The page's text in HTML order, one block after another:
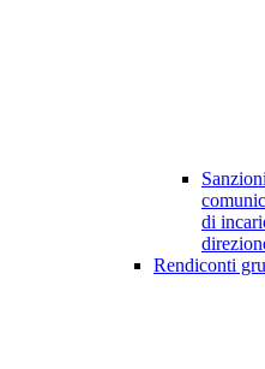
di
Rendiconti